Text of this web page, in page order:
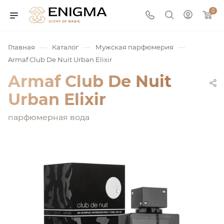
0
/ Нишевая
Главная — Каталог — Мужская парфюмерия —
Armaf Club De Nuit Urban Elixir
Armaf Club De Nuit
Urban Elixir
парфюмерная вода